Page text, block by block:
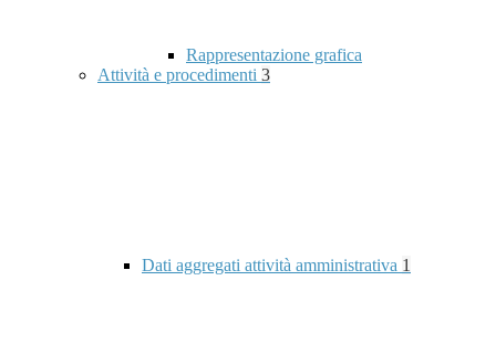
Rappresentazione grafica
Attività e procedimenti 3
Dati aggregati attività amministrativa 1